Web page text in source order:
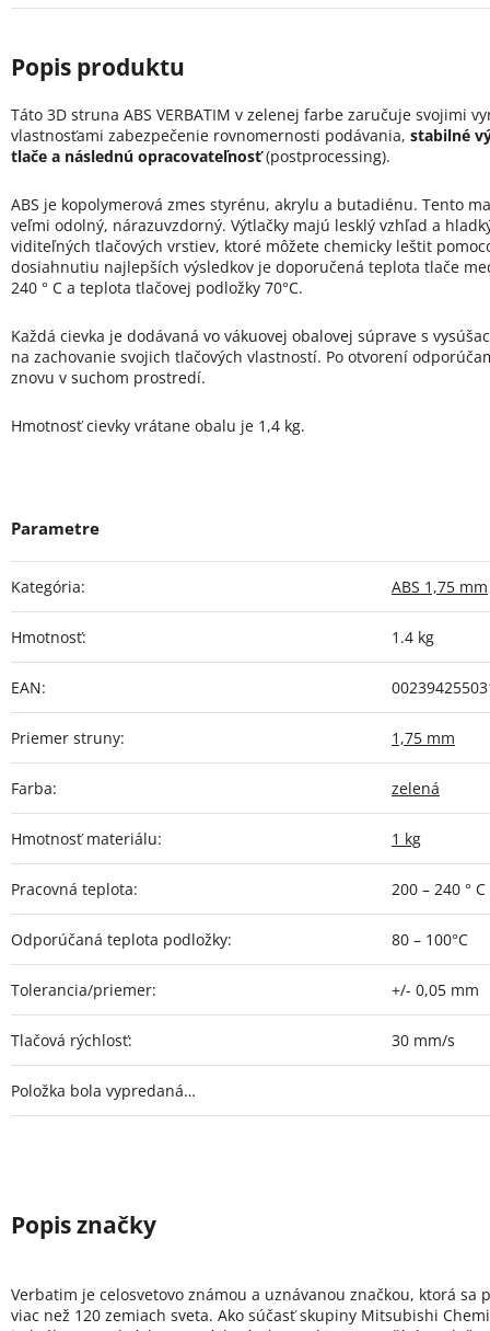
Táto 3D struna ABS VERBATIM v zelenej farbe zaručuje svojimi
vlastnosťami zabezpečenie rovnomernosti podávania, stabilné
tlače a následnú opracovateľnosť(postprocessing).
ABS je kopolymerová zmes styrénu, akrylu a butadiénu. Tento
veľmi odolný, nárazuvzdorný. Výtlačky majú lesklý vzhľad a
viditeľných tlačových vrstiev, ktoré môžete chemicky leštit
dosiahnutiu najlepších výsledkov je doporučená teplota tlače
240 ° C a teplota tlačovej podložky 70°C.
Každá cievka je dodávaná vo vákuovej obalovej súprave s
na zachovanie svojich tlačových vlastností. Po otvorení
znovu v suchom prostredí.
Hmotnosť cievky vrátane obalu je 1,4 kg.
Kategória: ABS 1,75 mm
Hmotnosť: 1.4 kg
EAN:
Priemer struny: 1,75 mm
Farba: zelená
Hmotnosť materiálu: 1 kg
Pracovná teplota: 200 – 240 ° C
Odporúčaná teplota podložky: 80 – 100°C
Tolerancia/priemer: +/- 0,05 mm
Tlačová rýchlosť: 30 mm/s
Položka bola vypredaná…
Verbatim je celosvetovo známou a uznávanou značkou, ktorá sa
viac než 120 zemiach sveta. Ako súčasť skupiny Mitsubishi